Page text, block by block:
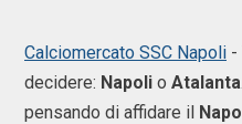
Calciomercato SSC Napoli -
decidere: Napoli o Atalanta.
pensando di affidare il